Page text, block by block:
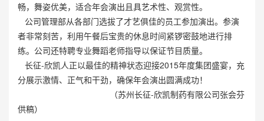
畅，舞姿优美，适合年会演出且具艺术性、观赏性。
公司管理部从各部门选拔了才艺俱佳的员工参加演出。参演
者非常刻苦，利用午餐后宝贵的休息时间紧锣密鼓地进行排
练。公司还特聘专业舞蹈老师指导以保证节目质量。
长征-欣凯人正以最佳的精神状态迎接2015年度集团盛宴，充
分展示激情、正气和干劲，确保年会演出圆满成功！
（苏州长征-欣凯制药有限公司张会芬
供稿）